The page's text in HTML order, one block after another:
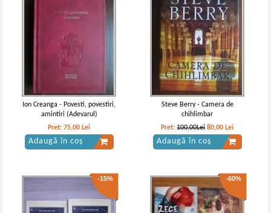
Suzanne Collins - Jocurile foamei
(volumul 1)
Suzanne Collins - Jocurile foamei.
Revolta
Ion Creanga - Povesti, povestiri,
amintiri (Adevarul)
Pret:75,00 Lei
Adaugă în coș
Steve Berry - Camera de
chihlimbar
Pret:100,00Lei 80,00 Lei
Adaugă în coș
-15% -60%